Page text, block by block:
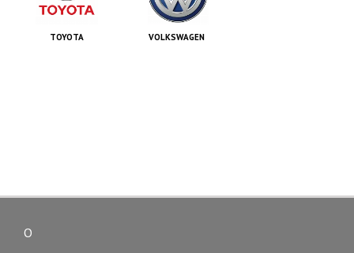
TOYOTA VOLKSWAGEN
О